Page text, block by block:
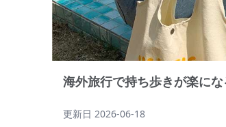
海外旅行で持ち歩きが楽に
更新日 2026-06-18